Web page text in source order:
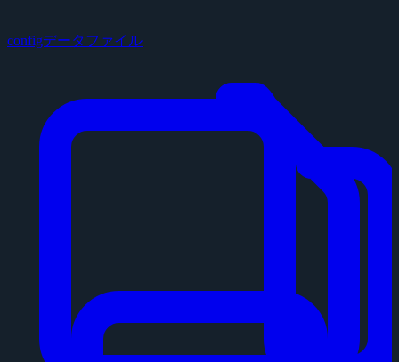
configデータファイル